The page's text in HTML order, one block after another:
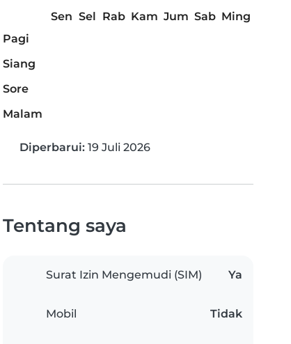
Sen Sel Rab Kam Jum Sab Ming
Pagi
Siang
Sore
Malam
Diperbarui: 19 Juli 2026
Tentang saya
Surat Izin Mengemudi (SIM) Ya
Mobil Tidak